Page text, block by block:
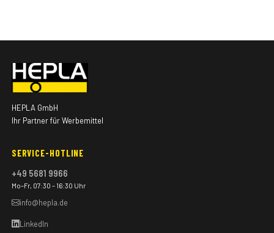
HEPLA GmbH
Ihr Partner für Werbemittel
SERVICE-HOTLINE
+49 5681 9966
Mo–Fr, 07:30 – 16:30 Uhr
info@hepla.de
LinkedIn